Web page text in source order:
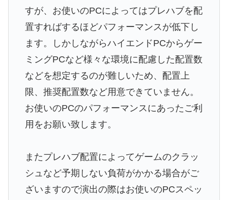
すが、お使いのPCによってはプレハブを配
置すればするほどパフォーマンスが低下し
ます。しかしながらハイエンドPCからゲー
ミングPCなど様々な環境に配慮した配置数
などを想定するのが難しいため、配置上
限、推奨配置数など用意できていません。
お使いのPCのパフォーマンスにあったご利
用をお願い致します。
またプレハブ配置によってゲームのクラッ
シュなど予期しない負荷がかかる場合がご
ざいますので演出の際はお使いのPCスペッ